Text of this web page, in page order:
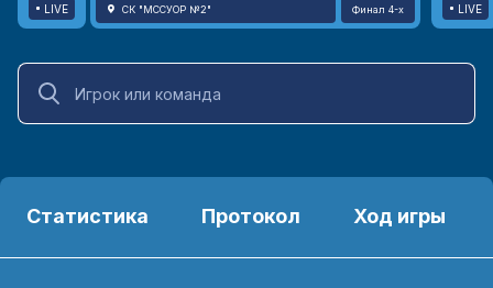
LIVE СК "МССУОР №2" Финал 4-х LIVE
Статистика Протокол Ход игры